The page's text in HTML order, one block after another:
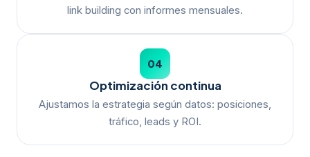
link building con informes mensuales.
04
Optimización continua
Ajustamos la estrategia según datos: posiciones,
tráfico, leads y ROI.